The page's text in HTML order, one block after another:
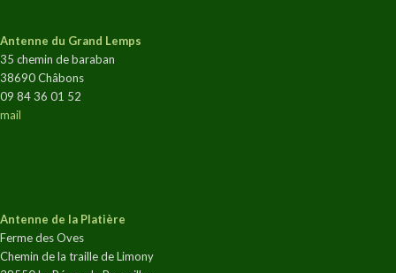
Antenne du Grand Lemps
35 chemin de baraban
38690 Châbons
09 84 36 01 52
mail
Antenne de la Platière
Ferme des Oves
Chemin de la traille de Limony